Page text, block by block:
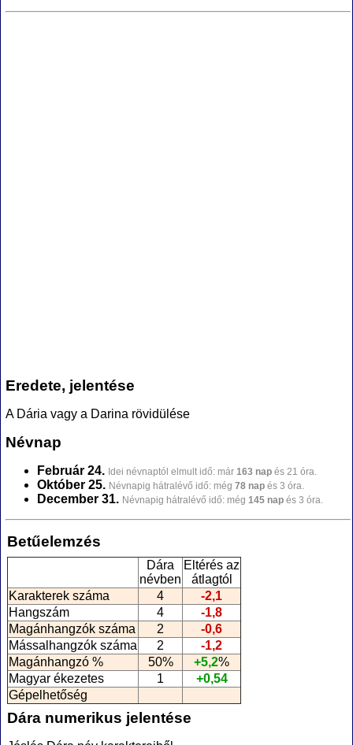
Eredete, jelentése
A Dária vagy a Darina rövidülése
Névnap
Február 24. Idei névnaptól elmult idő: már 163 nap és 21 óra.
Október 25. Névnapig hátralévő idő: még 78 nap és 3 óra.
December 31. Névnapig hátralévő idő: még 145 nap és 3 óra.
Betűelemzés
Dára
névben
Eltérés az
átlagtól
Karakterek száma
4
-2,1
Hangszám
4
-1,8
Magánhangzók száma
2
-0,6
Mássalhangzók száma
2
-1,2
Magánhangzó %
50% +5,2%
Magyar ékezetes
1
+0,54
Gépelhetőség
Dára numerikus jelentése